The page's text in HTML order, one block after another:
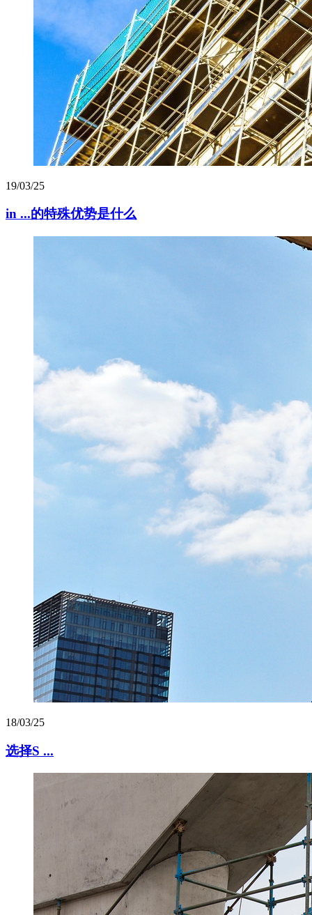
19/03/25
in ...的特殊优势是什么
18/03/25
选择S ...